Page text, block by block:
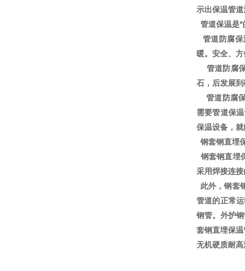
示出保温管道
管道保温是*
管道防腐保
暖。安全、
管道防腐保
石，后发展
管道防腐保
需要管道保
保温设备，
钢套钢直埋
钢套钢直埋
采用焊接连接
此外，钢套
管道的正常
钢管。外护
套钢直埋保
无机硬质耐高